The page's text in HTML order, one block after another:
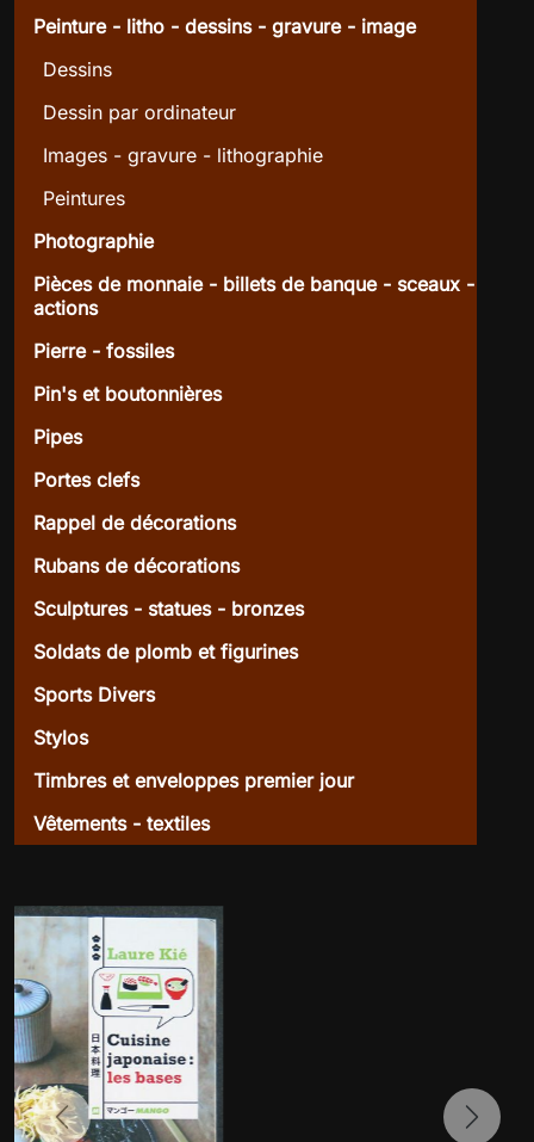
Peinture - litho - dessins - gravure - image
Dessins
Dessin par ordinateur
Images - gravure - lithographie
Peintures
Photographie
Pièces de monnaie - billets de banque - sceaux -
actions
Pierre - fossiles
Pin's et boutonnières
Pipes
Portes clefs
Rappel de décorations
Rubans de décorations
Sculptures - statues - bronzes
Soldats de plomb et figurines
Sports Divers
Stylos
Timbres et enveloppes premier jour
Vêtements - textiles
Previous Next